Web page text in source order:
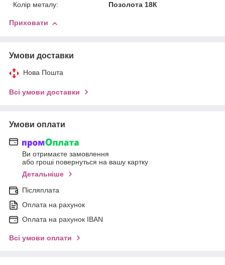
Колір металу:
Позолота 18К
Приховати
Умови доставки
Нова Пошта
Всі умови доставки
Умови оплати
Ви отримаєте замовлення
або гроші повернуться на вашу картку
Детальніше
Післяплата
Оплата на рахунок
Оплата на рахунок IBAN
Всі умови оплати